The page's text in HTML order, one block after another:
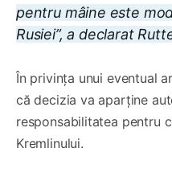
pentru mâine este
Rusiei”, a declarat
În privința unui eventual
că decizia va aparține
responsabilitatea pentru
Kremlinului.